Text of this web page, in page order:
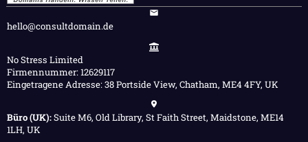
hello@consultdomain.de
No Stress Limited
Firmennummer: 12629117
Eingetragene Adresse: 38 Portside View, Chatham, ME4 4FY, UK
Büro (UK):Suite M6, Old Library, St Faith Street, Maidstone, ME14
1LH, UK